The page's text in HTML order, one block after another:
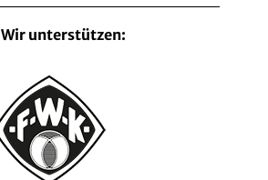
Wir unterstützen: